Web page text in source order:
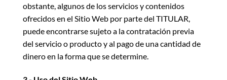
obstante, algunos de los servicios y contenidos
ofrecidos en el Sitio Web por parte del TITULAR,
puede encontrarse sujeto a la contratación previa
del servicio o producto y al pago de una cantidad de
dinero en la forma que se determine.